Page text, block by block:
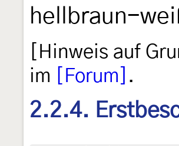
hellbraun-
[Hinweis auf
im
[Forum] .
2.2.4.